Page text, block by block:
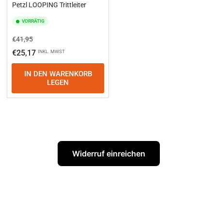
Petzl LOOPING Trittleiter
VORRÄTIG
Normaler
Preis
€41,95Ausverkaufspreis
€25,17 INKL. MWST
IN DEN WARENKORB
LEGEN
Widerruf einreichen